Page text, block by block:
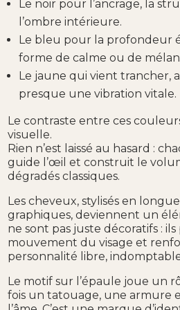
Le noir pour l’ancrage, la
l’ombre intérieure.
Le bleu pour la profondeur
forme de calme ou de
Le jaune qui vient trancher,
presque une vibration vitale.
Le contraste entre ces
visuelle.
Rien n’est laissé au hasard :
guide l’œil et construit le
dégradés classiques.
Les cheveux, stylisés en
graphiques, deviennent un
ne sont pas juste décoratifs :
mouvement du visage et
personnalité libre,
Le motif sur l’épaule joue un
fois un tatouage, une armure